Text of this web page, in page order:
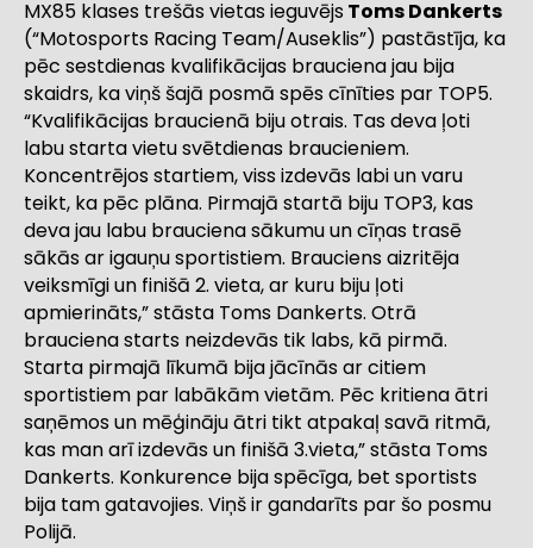
MX85 klases trešās vietas ieguvējs Toms Dankerts
(“Motosports Racing Team/Auseklis”) pastāstīja, ka
pēc sestdienas kvalifikācijas brauciena jau bija
skaidrs, ka viņš šajā posmā spēs cīnīties par TOP5.
“Kvalifikācijas braucienā biju otrais. Tas deva ļoti
labu starta vietu svētdienas braucieniem.
Koncentrējos startiem, viss izdevās labi un varu
teikt, ka pēc plāna. Pirmajā startā biju TOP3, kas
deva jau labu brauciena sākumu un cīņas trasē
sākās ar igauņu sportistiem. Brauciens aizritēja
veiksmīgi un finišā 2. vieta, ar kuru biju ļoti
apmierināts,” stāsta Toms Dankerts. Otrā
brauciena starts neizdevās tik labs, kā pirmā.
Starta pirmajā līkumā bija jācīnās ar citiem
sportistiem par labākām vietām. Pēc kritiena ātri
saņēmos un mēģināju ātri tikt atpakaļ savā ritmā,
kas man arī izdevās un finišā 3.vieta,” stāsta Toms
Dankerts. Konkurence bija spēcīga, bet sportists
bija tam gatavojies. Viņš ir gandarīts par šo posmu
Polijā.